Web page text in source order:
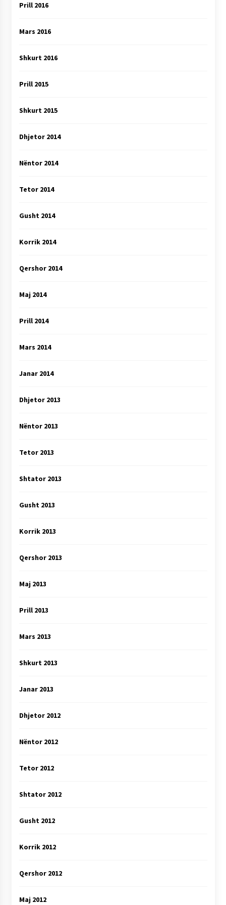
Prill 2016
Mars 2016
Shkurt 2016
Prill 2015
Shkurt 2015
Dhjetor 2014
Nëntor 2014
Tetor 2014
Gusht 2014
Korrik 2014
Qershor 2014
Maj 2014
Prill 2014
Mars 2014
Janar 2014
Dhjetor 2013
Nëntor 2013
Tetor 2013
Shtator 2013
Gusht 2013
Korrik 2013
Qershor 2013
Maj 2013
Prill 2013
Mars 2013
Shkurt 2013
Janar 2013
Dhjetor 2012
Nëntor 2012
Tetor 2012
Shtator 2012
Gusht 2012
Korrik 2012
Qershor 2012
Maj 2012